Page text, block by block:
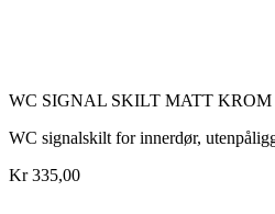
WC SIGNAL SKILT MATT KROM
WC signalskilt for innerdør,
Kr 335,00